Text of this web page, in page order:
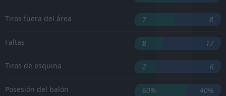
Tiros fuera del área 7 8
Faltas 8 17
Tiros de esquina 2 6
Posesión del balón 60% 40%